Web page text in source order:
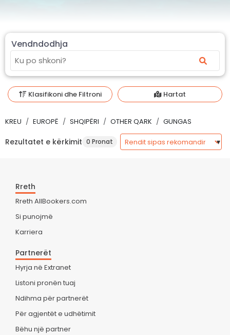
Vendndodhja
Klasifikoni dhe Filtroni Hartat
KREU EUROPË SHQIPËRI OTHER QARK GUNGAS
Rezultatet e kërkimit 0 Pronat
Rreth
Rreth AllBookers.com
Si punojmë
Karriera
Partnerët
Hyrja në Extranet
Listoni pronën tuaj
Ndihma për partnerët
Për agjentët e udhëtimit
Bëhu një partner